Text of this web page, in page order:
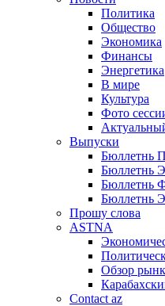
Политика
Общество
Экономика
Финансы
Энергетика
В мире
Культура
Фото
Выпуски
Бюллетнь
Бюллетнь
Бюллетнь
Бюллетнь
Прошу слова
ASTNA
Обзор
Contact az